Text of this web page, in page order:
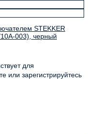
STEKKER
003), черный
для
или зарегистрируйтесь